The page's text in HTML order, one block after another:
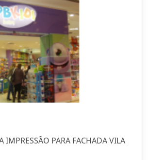
IMPRESSÃO PARA FACHADA VILA